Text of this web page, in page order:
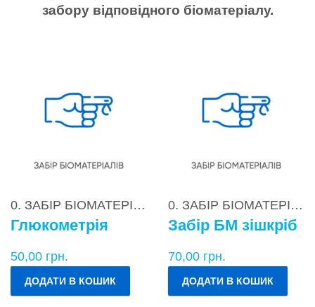
забору відповідного біоматеріалу.
0. ЗАБІР БІОМАТЕРІАЛІВ
Глюкометрія
50,00 грн.
ДОДАТИ В КОШИК
0. ЗАБІР БІОМАТЕРІАЛІВ
Забір БМ зішкріб
70,00 грн.
ДОДАТИ В КОШИК